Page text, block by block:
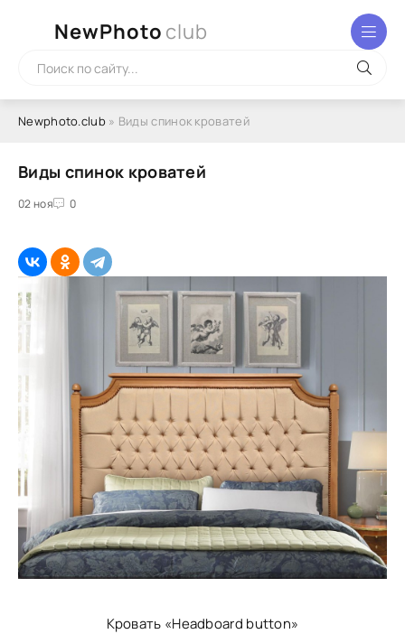
NewPhoto club
Newphoto.club» Виды спинок кроватей
Виды спинок кроватей
02 ноя 0
Кровать «Headboard button»